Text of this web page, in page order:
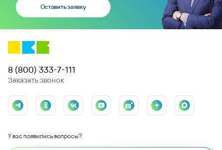
Оставить заявку
8 (800) 333-7-111
Заказать звонок
У вас появились вопросы?